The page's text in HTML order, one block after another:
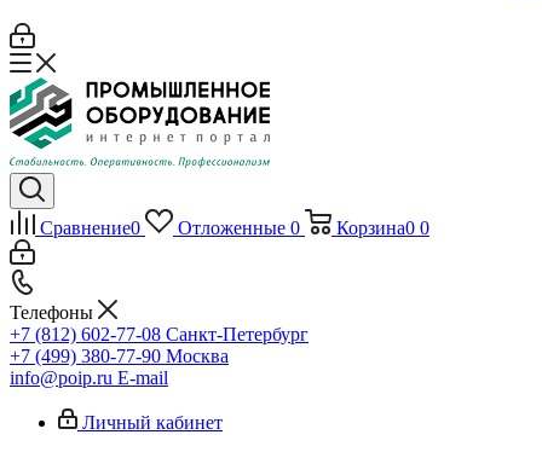
Сравнение0 Отложенные 0 Корзина0 0
Телефоны
+7 (812) 602-77-08 Санкт-Петербург
+7 (499) 380-77-90 Москва
info@poip.ru E-mail
Личный кабинет